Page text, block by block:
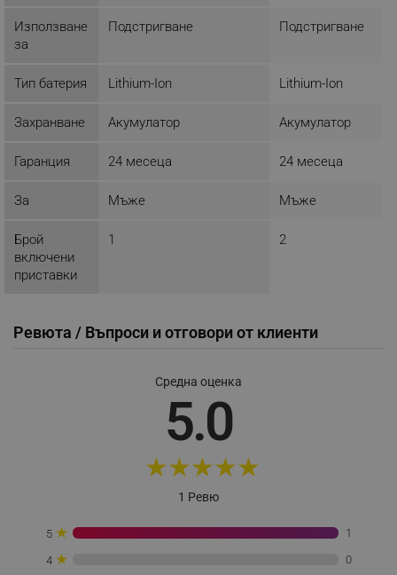
Използване
за
Подстригване Подстригване
Тип батерия Lithium-Ion Lithium-Ion
Захранване Акумулатор Акумулатор
Гаранция 24 месеца 24 месеца
За Мъже Мъже
Брой
включени
приставки
1 2
Ревюта / Въпроси и отговори от клиенти
Средна оценка
5.0
★★★★★
1 Ревю
5 ★ 1
4 ★ 0
_nzm_idnl_92166-7699
.alleop.bg
_nzm_id_92166-7699
.alleop.bg
_sgf_session_id
_sgf_test_mode
.alleop.bg